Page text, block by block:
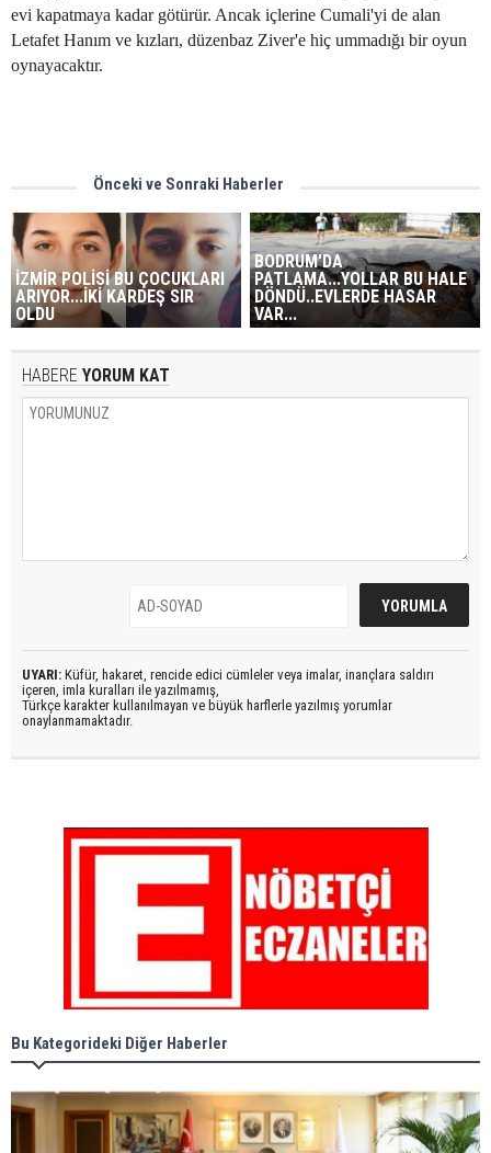
evi kapatmaya kadar götürür. Ancak içlerine Cumali'yi de alan
Letafet Hanım ve kızları, düzenbaz Ziver'e hiç ummadığı bir oyun
oynayacaktır.
Önceki ve Sonraki Haberler
İZMİR POLİSİ BU ÇOCUKLARI
ARIYOR...İKİ KARDEŞ SIR
OLDU
BODRUM'DA
PATLAMA...YOLLAR BU HALE
DÖNDÜ..EVLERDE HASAR
VAR...
HABERE YORUM KAT
UYARI: Küfür, hakaret, rencide edici cümleler veya imalar, inançlara saldırı
içeren, imla kuralları ile yazılmamış,
Türkçe karakter kullanılmayan ve büyük harflerle yazılmış yorumlar
onaylanmamaktadır.
Bu Kategorideki Diğer Haberler